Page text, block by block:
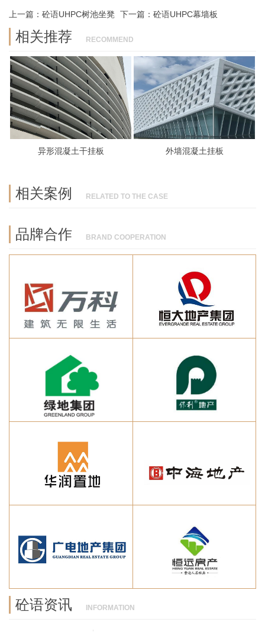
上一篇： 砼语UHPC树池坐凳 下一篇：砼语UHPC幕墙板
相关推荐 RECOMMEND
异形混凝土干挂板 外墙混凝土挂板
相关案例 RELATED TO THE CASE
品牌合作 BRAND COOPERATION
砼语资讯 INFORMATION